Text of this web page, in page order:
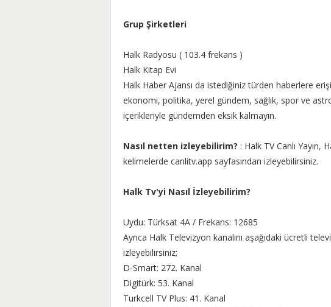
Grup Şirketleri
Halk Radyosu ( 103.4 frekans )
Halk Kitap Evi
Halk Haber Ajansı da istediğiniz türden haberlere
ekonomi, politika, yerel gündem, sağlık, spor ve
içerikleriyle gündemden eksik kalmayın.
Nasıl netten izleyebilirim? : Halk TV Canlı Yayın,
kelimelerde canlitv.app sayfasından izleyebilirsiniz.
Halk Tv'yi Nasıl İzleyebilirim?
Uydu: Türksat 4A / Frekans: 12685
Ayrıca Halk Televizyon kanalını aşağıdaki ücretli
izleyebilirsiniz;
D-Smart: 272. Kanal
Digitürk: 53. Kanal
Turkcell TV Plus: 41. Kanal